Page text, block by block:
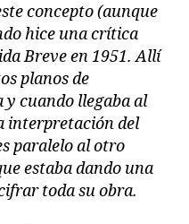
concepto (aunque
hice una crítica
Breve en 1951. Allí
planos de
cuando llegaba al
interpretación del
paralelo al otro
estaba dando una
toda su obra.